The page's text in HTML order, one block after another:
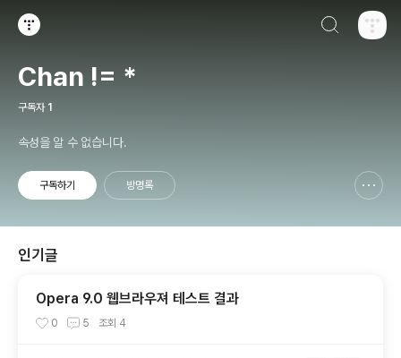
Chan != *
구독자 1
속성을 알 수 없습니다.
구독하기 방명록
인기글
Opera 9.0 웹브라우져 테스트 결과
0 5 조회 4